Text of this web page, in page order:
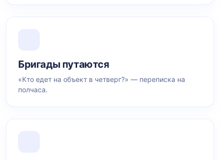
Бригады путаются
«Кто едет на объект в четверг?» — переписка на
полчаса.